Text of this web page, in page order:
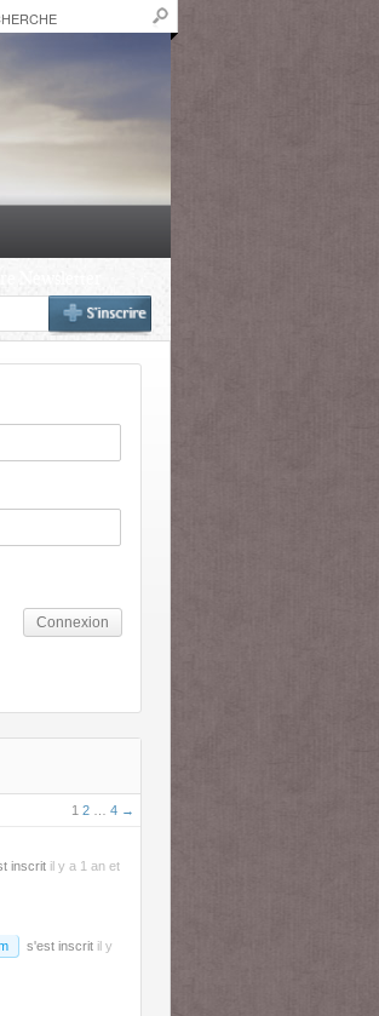
Newsletter
Connexion
1 2 4 →
inscrit il y a 1 an et
s'est inscrit il y